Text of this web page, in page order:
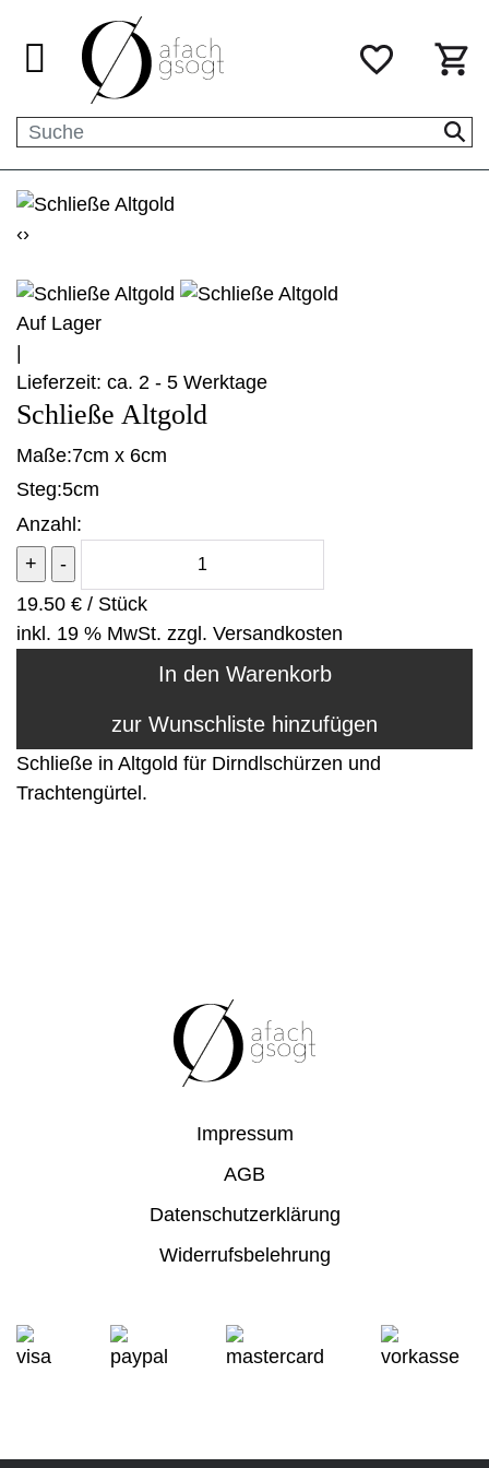
‹›
Auf Lager
|
Lieferzeit: ca. 2 - 5 Werktage
Schließe Altgold
Maße:7cm x 6cm
Steg:5cm
Anzahl:
19.50 € / Stück
inkl. 19 % MwSt. zzgl. Versandkosten
Schließe in Altgold für Dirndlschürzen und
Trachtengürtel.
Impressum
AGB
Datenschutzerklärung
Widerrufsbelehrung